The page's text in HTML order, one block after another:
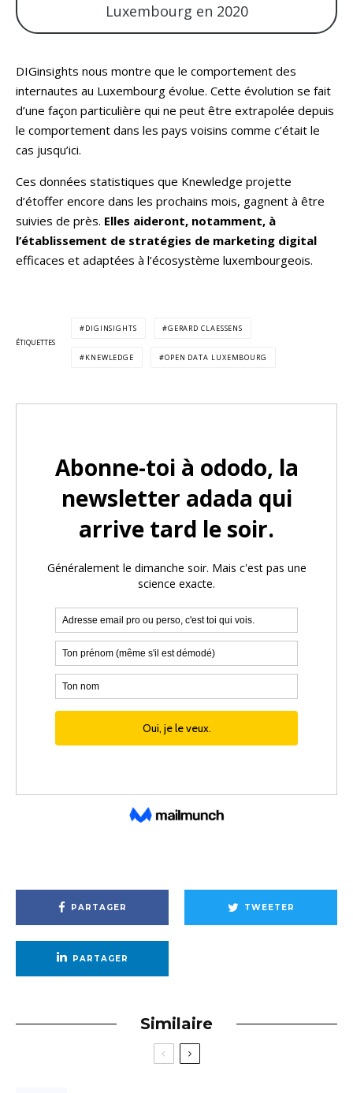
Luxembourg en 2020
DIGinsights nous montre que le comportement des
internautes au Luxembourg évolue. Cette évolution se fait
d’une façon particulière qui ne peut être extrapolée depuis
le comportement dans les pays voisins comme c’était le
cas jusqu’ici.
Ces données statistiques que Knewledge projette
d’étoffer encore dans les prochains mois, gagnent à être
suivies de près. Elles aideront, notamment, à
l’établissement de stratégies de marketing digital
efficaces et adaptées à l’écosystème luxembourgeois.
ÉTIQUETTES
DIGINSIGHTS GERARD CLAESSENS
KNEWLEDGE OPEN DATA LUXEMBOURG
PARTAGER TWEETER
PARTAGER
Similaire